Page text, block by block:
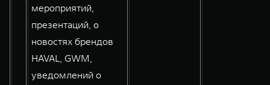
мероприятий,
презентаций, о
новостях брендов
HAVAL, GWM,
уведомлений о